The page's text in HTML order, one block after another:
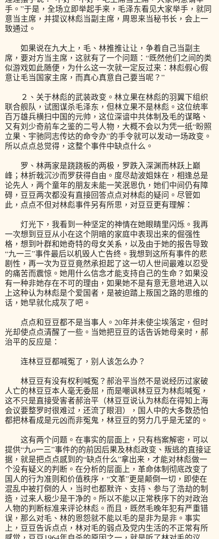
手。”于是，全场立即举起手来，毛泽东看见大家举手，就同
意当主席，并提议林彪当副主席，周恩来当秘书长，会上一
致通过。
如果说在九大上，毛、林推推让让，争着自己当副主
席，要对方当主席，这就有了一个问题：“既然他们之间的类
似游戏如此随便，为什么这一次就一定反过来：林彪假心假
意让毛当国家主席，而真心真意自己要当呢？”
２、关于林彪的武装政变。林立果在林彪的羽翼下组织
联合舰队，试图谋杀毛泽东，但林立果不是林彪。这位统率
百万雄兵横扫中国的元帅，这位深谙中共体制及毛的谋略、
又有刘少奇前车之鉴的二号人物，大概不会以为凭一纸“盼照
立果、宇驰同志传达的命令办”的手令就可以发动一场政变。
所以点点总觉得，这整个事件中缺点什么。
罗、林两家是跷跷板的两极，罗跌入深渊而林跃上巅
峰；林折戟沉沙而罗获得自由。度尽劫波姐妹在，相逢总是
论先人，两个童年的朋友未能一笑泯恩仇，她们中间仍有障
碍，豆豆两次都没有直接回答点点对林彪的疑问。尽管如
此，点点不但对林彪事件另有所思，对豆豆更有理解：
灯光下，我看到一种坚定的神情在她眼睛里闪烁。我再
一次想到豆豆从小在这个阴暗的家庭中表现出来的倔强性
格，想到叶群和她奇特的母女关系，以及由于她的报告导致
“九一三”事件最后以机毁人亡告终。我想到这所有事件的悲
剧性，再一次为豆豆竟然承担起了这一切人世间最难以忍受
的痛苦而震惊。她用什么信念才能支持自己的生命？如果没
有一种非她存在不可的理由，如果她不是有意无意地进入以
上这种认为林彪是个爱国者，是被迫踏上叛国之路的思维的
话，她早就化成灰了吧。
点点和豆豆都不是当事人。20年并未使尘埃落定，但时
光却使点点清醒了一些。当她把豆豆的话告诉她母亲时，郝
治平的反应是：
连林豆豆都喊冤了，别人该怎么办？
林豆豆有没有权利喊冤？郝治平当然不是说经历过家破
人亡的林豆豆本人毫无委屈，而是嘲讽林豆豆为林彪喊冤，
这不只是直接受害者郝治平（林豆豆说认为林彪在得知上海
会议要整罗时很难过，还流了眼泪），国人中的大多数恐怕
都把林看成是元凶而非冤鬼，林豆豆的努力几乎是无望的。
这有两个问题。在事实的层面上，只有档案解密，可以
提供“九o一三”事件的的前因后果及林彪政变、叛逃的直接证
据，就是把点点感到的“缺点什么”拿出来，才能对林彪做一
个没有疑义的判断。在分析的层面上，革命体制彻底改变了
国人的行为准则和价值秩序，“文革”更是颠倒一切，即使在
混乱中被打倒的人，当时也都默许、支持、参与了浩劫的制
造，过来人极少是干净的。所以不能以正常秩序下的对政治
人物的判断标准来评论林彪。而且，既然毛晚年犯有严重错
误，那么对毛、林的恩怨就不能以毛的是非为是非。事实
上，豆豆告诉点点，林对毛的弱点及党内生活的不正常有所